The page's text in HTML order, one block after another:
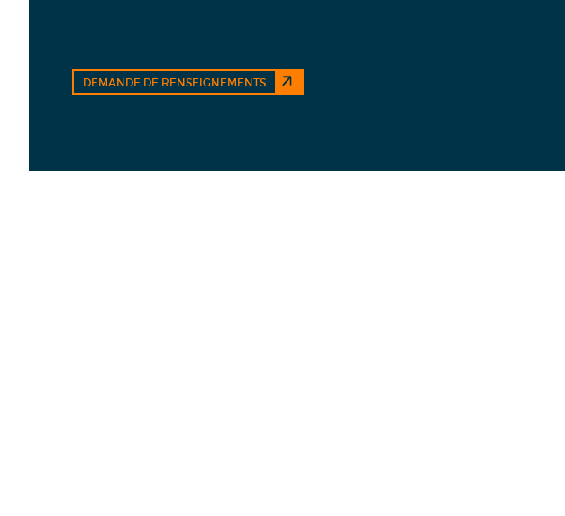
DEMANDE DE RENSEIGNEMENTS